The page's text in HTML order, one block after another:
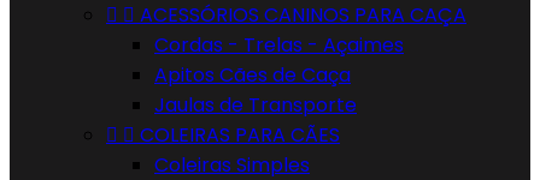
  ACESSÓRIOS CANINOS PARA CAÇA
Cordas - Trelas - Açaimes
Apitos Cães de Caça
Jaulas de Transporte
  COLEIRAS PARA CÃES
Coleiras Simples